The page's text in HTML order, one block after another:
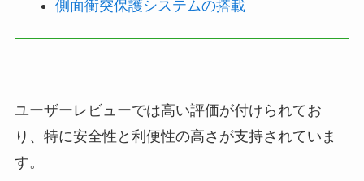
側面衝突保護システムの搭載
ユーザーレビューでは高い評価が付けられてお
り、特に安全性と利便性の高さが支持されていま
す。